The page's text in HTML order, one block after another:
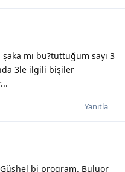
mı bu?tuttuğum sayı 3
3le ilgili bişiler
Yanıtla
bi program. Buluor